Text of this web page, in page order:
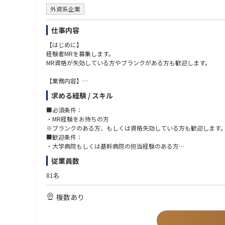
外資系企業
仕事内容
【はじめに】
経験者MRを募集します。
MR資格が失効している方やブランクがある方も歓迎します。
【業務内容】
MR業務全般（新薬投入時の営業サポート等）を担当します。
■新薬投入時のプロモーション
■既存品の市場拡大
■病院市場攻略 等
各製薬企業の戦略にしたがい、上記の業務に取り組み、しっかり
【CSO所属のMRとは】
CSOのMRとして働きながら、経験次第でメーカー側への転籍のチ
求める経験 / スキル
■必須条件：
・MR経験をお持ちの方
※ブランクのある方、もしくは資格失効している方も歓迎します。
■歓迎条件：
・大学病院もしくは基幹病院の担当経験のある方
・バイオ医薬品取り扱い経験者
従業員数
81名
複数あり